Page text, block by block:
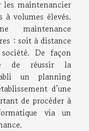
les maintenancier
à volumes élevés.
maintenance
: soit à distance
De façon
de réussir la
un planning
d’une
de procéder à
via un